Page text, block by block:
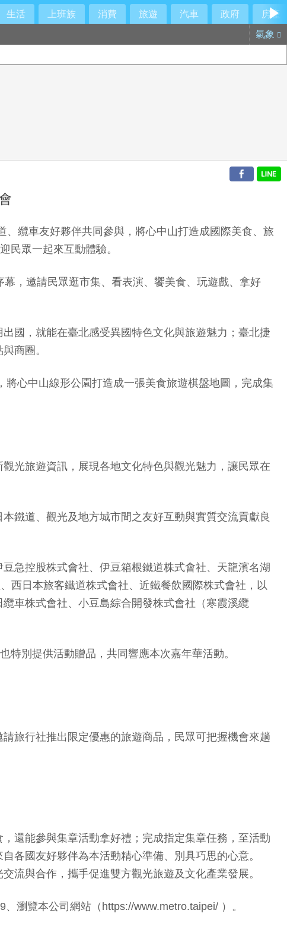
生活 上班族 消費 旅遊 汽車 政府
房產
氣象
纜車友好夥伴共同參與，將心中山打造成國際美食、旅
民眾一起來互動體驗。
，邀請民眾逛市集、看表演、饗美食、玩遊戲、拿好
國，就能在臺北感受異國特色文化與旅遊魅力；臺北捷
商圈。
心中山線形公園打造成一張美食旅遊棋盤地圖，完成集
光旅遊資訊，展現各地文化特色與觀光魅力，讓民眾在
鐵道、觀光及地方城市間之友好互動與實質交流貢獻良
急控股株式會社、伊豆箱根鐵道株式會社、天龍濱名湖
西日本旅客鐵道株式會社、近鐵餐飲國際株式會社，以
車株式會社、小豆島綜合開發株式會社（寒霞溪纜
別提供活動贈品，共同響應本次嘉年華活動。
旅行社推出限定優惠的旅遊商品，民眾可把握機會來趟
還能參與集章活動拿好禮；完成指定集章任務，至活動
各國友好夥伴為本活動精心準備、別具巧思的心意。
流與合作，攜手促進雙方觀光旅遊及文化產業發展。
瀏覽本公司網站（https://www.metro.taipei/ ）。